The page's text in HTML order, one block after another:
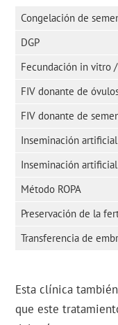
Congelación de
DGP
Fecundación in vitro /
FIV donante de
FIV donante de
Inseminación
Inseminación
Método ROPA
Preservación de la
Transferencia de
Esta clínica
que este